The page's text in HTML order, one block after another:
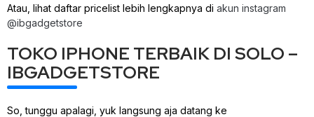
Atau, lihat daftar pricelist lebih lengkapnya di akun instagram
@ibgadgetstore
TOKO IPHONE TERBAIK DI SOLO –
IBGADGETSTORE
So, tunggu apalagi, yuk langsung aja datang ke